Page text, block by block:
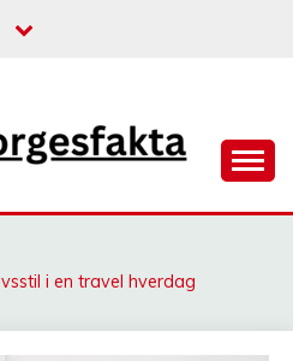
i en travel hverdag